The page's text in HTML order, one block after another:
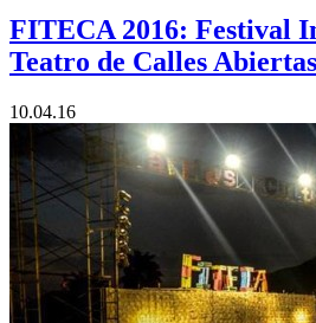
FITECA 2016: Festival
Teatro de Calles Abiertas
10.04.16